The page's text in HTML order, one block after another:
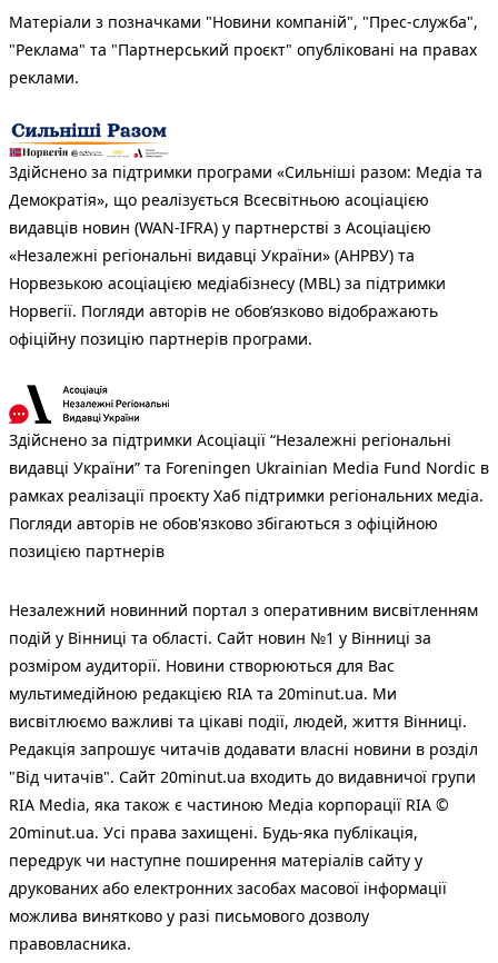
Матеріали з позначками "Новини компаній", "Прес-служба",
"Реклама" та "Партнерський проєкт" опубліковані на правах
реклами.
Здійснено за підтримки програми «Сильніші разом: Медіа та
Демократія», що реалізується Всесвітньою асоціацією
видавців новин (WAN-IFRA) у партнерстві з Асоціацією
«Незалежні регіональні видавці України» (АНРВУ) та
Норвезькою асоціацією медіабізнесу (MBL) за підтримки
Норвегії. Погляди авторів не обов’язково відображають
офіційну позицію партнерів програми.
Здійснено за підтримки Асоціації “Незалежні регіональні
видавці України” та Foreningen Ukrainian Media Fund Nordic в
рамках реалізації проєкту Хаб підтримки регіональних медіа.
Погляди авторів не обов'язково збігаються з офіційною
позицією партнерів
Незалежний новинний портал з оперативним висвітленням
подій у Вінниці та області. Сайт новин №1 у Вінниці за
розміром аудиторії. Новини створюються для Вас
мультимедійною редакцією RIA та 20minut.ua. Ми
висвітлюємо важливі та цікаві події, людей, життя Вінниці.
Редакція запрошує читачів додавати власні новини в розділ
"Від читачів". Сайт 20minut.ua входить до видавничої групи
RIA Media, яка також є частиною Медіа корпорації RIA ©
20minut.ua. Усі права захищені. Будь-яка публiкацiя,
передрук чи наступне поширення матеріалів сайту у
друкованих або електронних засобах масової інформації
можлива винятково у разі письмового дозволу
правовласника.